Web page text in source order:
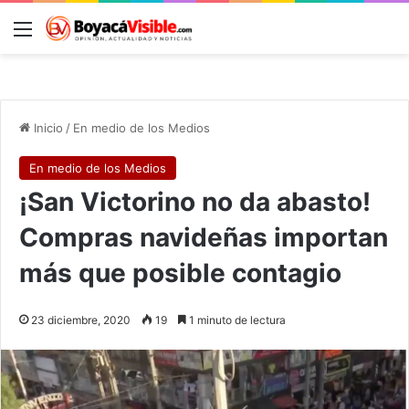
Menú
Inicio / En medio de los Medios
En medio de los Medios
¡San Victorino no da abasto!
Compras navideñas importan
más que posible contagio
23 diciembre, 2020 19 1 minuto de lectura